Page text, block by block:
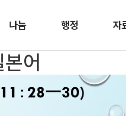
나눔 행정 자
어